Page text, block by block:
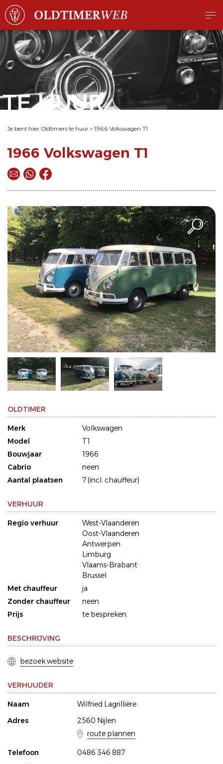
TE HUUR
Je bent hier: Oldtimers te huur > 1966 Volkswagen T1
1966 Volkswagen T1
OLDTIMER
Merk
Volkswagen
Model
T1
Bouwjaar
1966
Cabrio
neen
Aantal plaatsen
7 (incl. chauffeur)
VERHUUR
Regio verhuur
West-Vlaanderen
Oost-Vlaanderen
Antwerpen
Limburg
Vlaams-Brabant
Brussel
Met chauffeur
ja
Zonder chauffeur
neen
Prijs
te bespreken.
BESCHRIJVING
bezoek website
VERHUUDER
Naam
Wilfried Lagrillière
Adres
2560 Nijlen
route plannen
Telefoon
0486 346 887